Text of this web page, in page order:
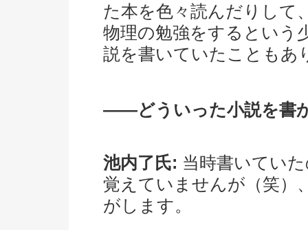
た本を色々読んだりして
物理の勉強をするという
説を書いていたこともあ
――どういった小説を書
池内了氏: 当時書いてい
覚えていませんが（笑）
がします。